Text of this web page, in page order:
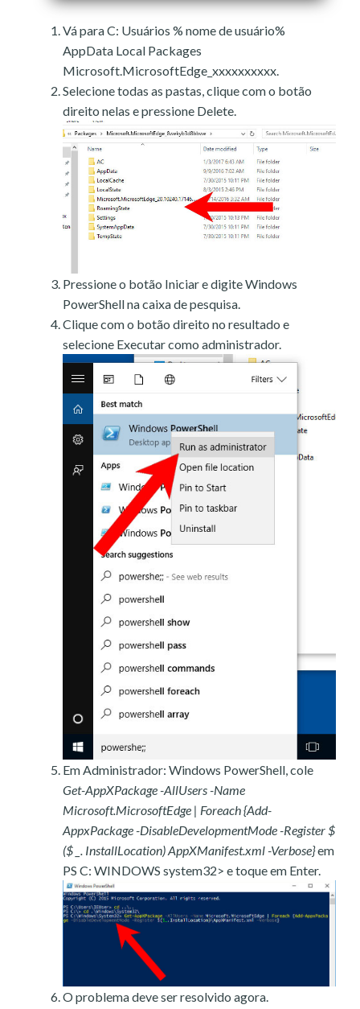
Vá para C: Usuários % nome de usuário%
AppData Local Packages
Microsoft.MicrosoftEdge_xxxxxxxxxx.
Selecione todas as pastas, clique com o botão
direito nelas e pressione Delete.
Pressione o botão Iniciar e digite Windows
PowerShell na caixa de pesquisa.
Clique com o botão direito no resultado e
selecione Executar como administrador.
Em Administrador: Windows PowerShell, cole
Get-AppXPackage -AllUsers -Name
Microsoft.MicrosoftEdge | Foreach {Add-
AppxPackage -DisableDevelopmentMode -Register $
($ _. InstallLocation) AppXManifest.xml -Verbose}em
PS C: WINDOWS system32> e toque em Enter.
O problema deve ser resolvido agora.